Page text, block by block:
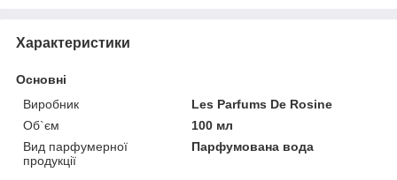
Характеристики
Основні
Виробник
Les Parfums De Rosine
Об`єм
100 мл
Вид парфумерної
продукції
Парфумована вода